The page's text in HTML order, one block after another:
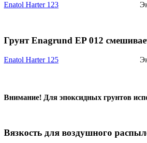
Enatol Harter 123
Грунт Enagrund EP 012
Enatol Harter 125
Внимание! Для эпоксидных грунтов
Вязкость для воздушного